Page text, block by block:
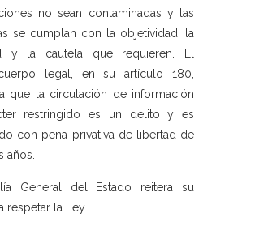
no sean contaminadas y las
se cumplan con la objetividad, la
y la cautela que requieren. El
legal, en su artículo 180,
que la circulación de información
restringido es un delito y es
con pena privativa de libertad de
años.
General del Estado reitera su
respetar la Ley.